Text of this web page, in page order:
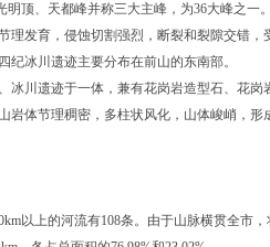
顶、天都峰并称三大主峰，为36大峰之一。
理发育，侵蚀切割强烈，断裂和裂隙交错
纪冰川遗迹主要分布在前山的东南部。
冰川遗迹于一体，兼有花岗岩造型石、花岗
体节理稠密，多柱状风化，山体峻峭，形
以上的河流有108条。由于山脉横贯全市